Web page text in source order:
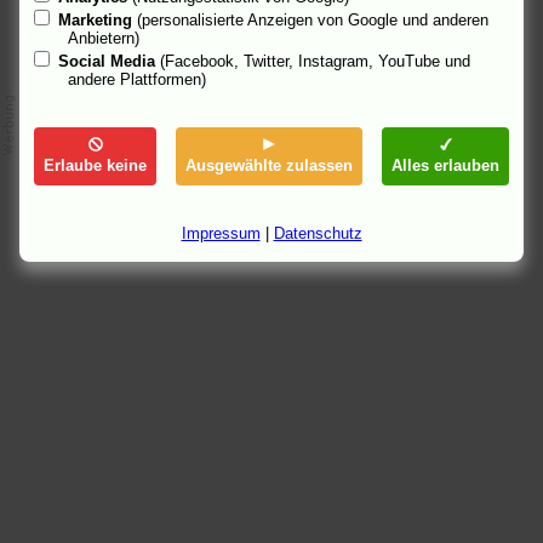
Marketing (personalisierte Anzeigen von Google und anderen
Anbietern)
Social Media (Facebook, Twitter, Instagram, YouTube und
andere Plattformen)
Erlaube keine Ausgewählte zulassen Alles erlauben
Impressum Datenschutz